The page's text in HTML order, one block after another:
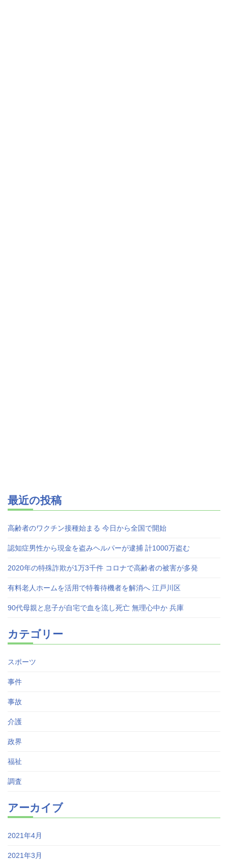
最近の投稿
高齢者のワクチン接種始まる 今日から全国で開始
認知症男性から現金を盗みヘルパーが逮捕 計1000万盗む
2020年の特殊詐欺が1万3千件 コロナで高齢者の被害が多発
有料老人ホームを活用で特養待機者を解消へ 江戸川区
90代母親と息子が自宅で血を流し死亡 無理心中か 兵庫
カテゴリー
スポーツ
事件
事故
介護
政界
福祉
調査
アーカイブ
2021年4月
2021年3月